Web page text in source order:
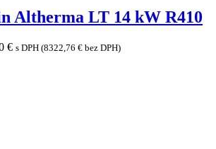
Altherma LT 14 kW R410
€ s DPH (8322,76 € bez DPH)